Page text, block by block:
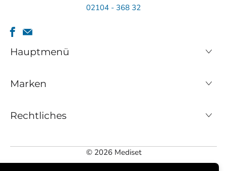
02104 - 368 32
Hauptmenü
Marken
Rechtliches
© 2026 Mediset